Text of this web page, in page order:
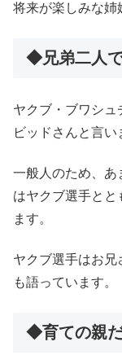
将来が楽しみな姉
◆兄弟二人
ヤクブ・ブワシ
ビッドさんと言い
一般人のため、あ
はヤクブ選手とと
ます。
ヤクブ選手はお兄
も語っています。
◆育ての親